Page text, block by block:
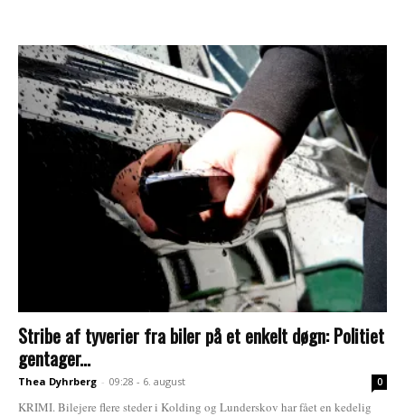
Stribe af tyverier fra biler på et enkelt døgn: Politiet
gentager...
Thea Dyhrberg - 09:28 - 6. august 0
KRIMI. Bilejere flere steder i Kolding og Lunderskov har fået en kedelig